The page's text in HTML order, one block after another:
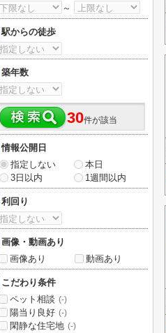
～
駅からの徒歩
築年数
30件が該当
情報公開日
指定しない
本日
3日以内
1週間以内
利回り
画像・動画あり
画像あり
動画あり
こだわり条件
ペット相談 (-)
陽当り良好 (-)
閑静な住宅地 (-)